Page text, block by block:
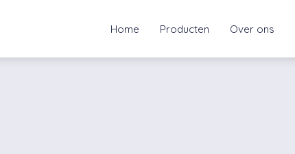
Home Producten Over ons